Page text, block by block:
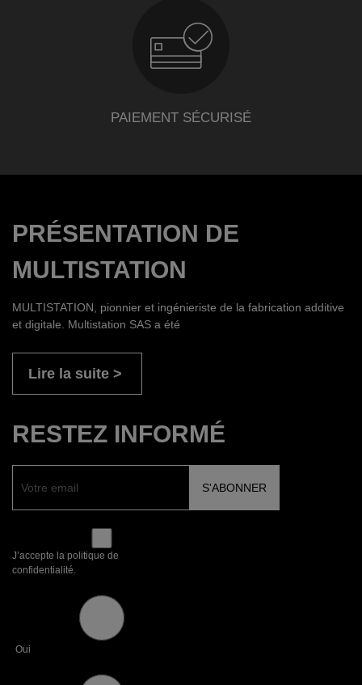
PAIEMENT SÉCURISÉ
PRÉSENTATION DE
MULTISTATION
MULTISTATION, pionnier et ingénieriste de la fabrication additive
et digitale. Multistation SAS a été
Lire la suite
RESTEZ INFORMÉ
J’accepte la politique de
confidentialité.
Oui